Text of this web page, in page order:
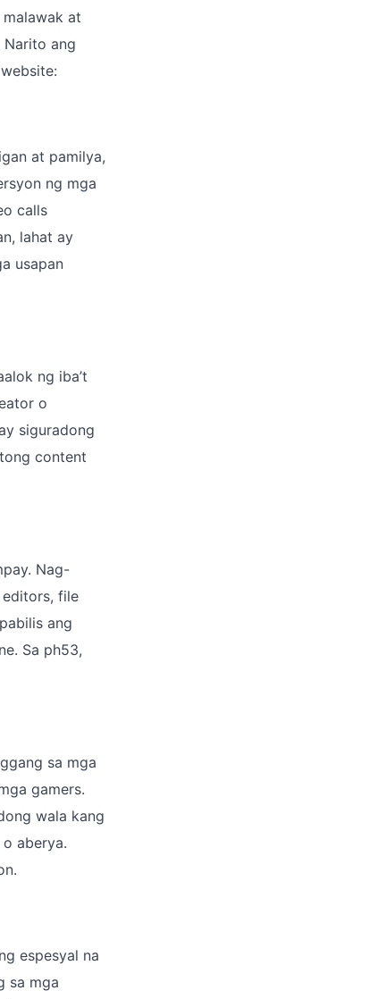
at
ang
at pamilya,
ng mga
calls
lahat ay
usapan
ng iba’t
o
siguradong
content
Nag-
file
ang
Sa ph53,
sa mga
gamers.
wala kang
aberya.
espesyal na
sa mga